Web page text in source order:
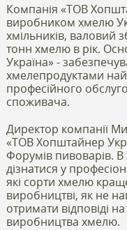
Компанія «ТОВ
виробником хмелю
хмільників, валовий
тонн хмелю в рік.
Україна» -
хмелепродуктами
професійного
споживача.
Директор компанії
«ТОВ Хопштайнер
Форумів пивоварів.
дізнатися у
які сорти хмелю
виробництві, як не
отримати відповіді
виробництва хмелю.